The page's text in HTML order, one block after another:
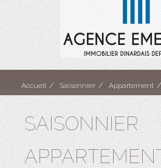
Accueil Saisonnier Appartement
SAISONNIER